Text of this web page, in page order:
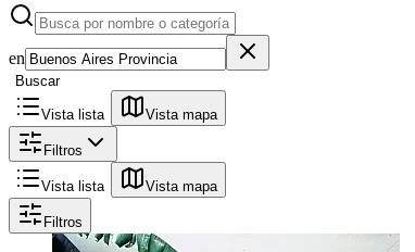
en
Buscar
Vista lista Vista mapa
Filtros
Vista lista Vista mapa
Filtros